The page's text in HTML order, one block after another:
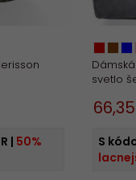
| 50%
svetlo
66,35
S